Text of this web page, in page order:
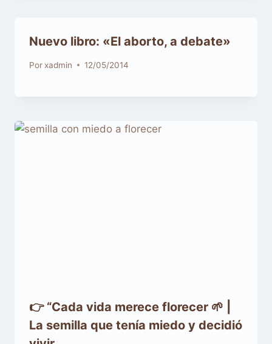
Nuevo libro: «El aborto, a debate»
Por xadmin 12/05/2014
👉 “Cada vida merece florecer 🌱 |
La semilla que tenía miedo y decidió